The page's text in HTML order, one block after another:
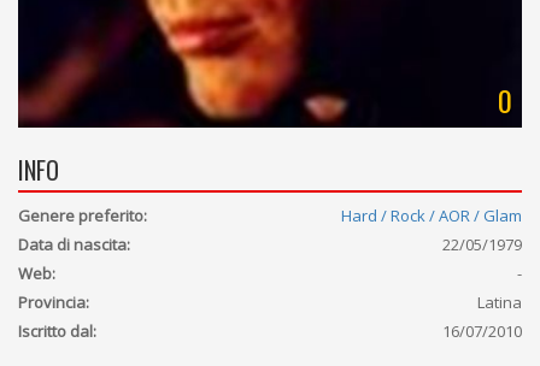
0
INFO
Genere preferito:
Hard / Rock / AOR / Glam
Data di nascita:
22/05/1979
Web:
-
Provincia:
Latina
Iscritto dal:
16/07/2010